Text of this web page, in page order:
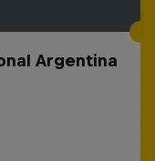
Argentina